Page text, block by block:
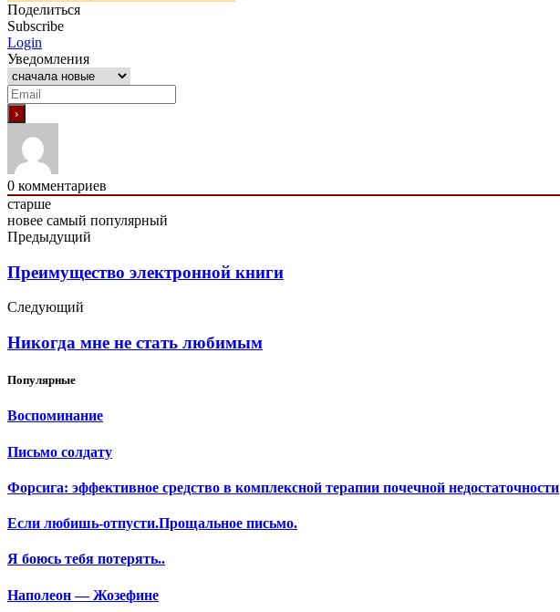
Поделиться
Subscribe
Login
Уведомления
0 комментариев
старше
новее самый популярный
Предыдущий
Преимущество электронной книги
Следующий
Никогда мне не стать любимым
Популярные
Воспоминание
Письмо солдату
Форсига: эффективное средство в комплексной терапии почечной недостаточности
Если любишь-отпусти.Прощальное письмо.
Я боюсь тебя потерять..
Наполеон — Жозефине